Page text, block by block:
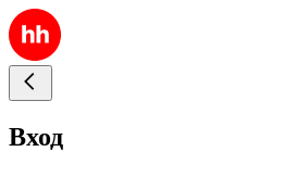
Вход